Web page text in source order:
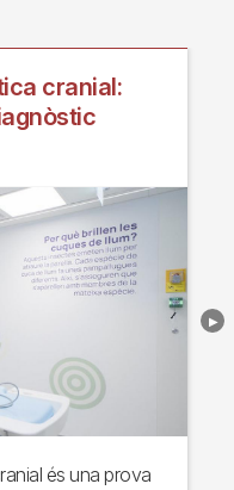
cranial:
és una prova